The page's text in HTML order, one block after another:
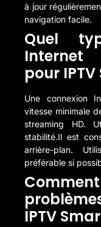
à jour
navigation facile.
Quel
Internet
pour
Une connexion
vitesse minimale
streaming HD.
stabilité.Il est
arrière-plan.
préférable si
IPTV